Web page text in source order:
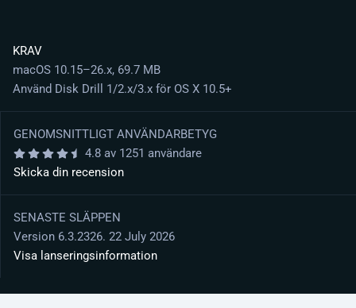
KRAV
macOS 10.15–26.x, 69.7 MB
Använd Disk Drill 1/2.x/3.x för OS X 10.5+
GENOMSNITTLIGT ANVÄNDARBETYG
4.8 av 1251 användare
Skicka din recension
SENASTE SLÄPPEN
Version 6.3.2326. 22 July 2026
Visa lanseringsinformation